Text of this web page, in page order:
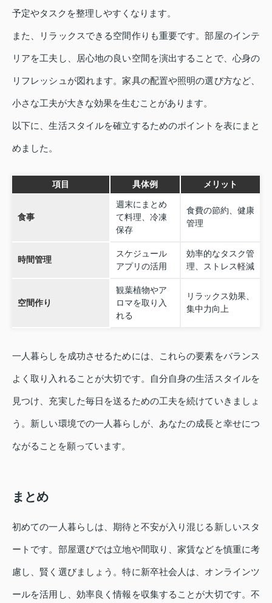
予定やタスクを整理しやすくなります。
また、リラックスできる空間作りも重要です。部屋のインテ
リアを工夫し、居心地の良い空間を演出することで、心身の
リフレッシュが図れます。家具の配置や照明の選び方など、
小さな工夫が大きな効果を生むことがあります。
以下に、生活スタイルを確立するためのポイントを表にまと
めました。
項目 具体例 メリット
食事
週末にまとめ
て料理、冷凍
保存
食費の節約、健康
管理
時間管理
スケジュール
アプリの活用
効率的なタスク管
理、ストレス軽減
空間作り
観葉植物やア
ロマを取り入
れる
リラックス効果、
集中力向上
一人暮らしを成功させるためには、これらの要素をバランス
よく取り入れることが大切です。自分自身の生活スタイルを
見つけ、充実した毎日を送るための工夫を続けていきましょ
う。新しい環境での一人暮らしが、あなたの成長と幸せにつ
ながることを願っています。
まとめ
初めての一人暮らしは、期待と不安が入り混じる新しいスタ
ートです。部屋選びでは立地や間取り、家賃などを慎重に考
慮し、賢く選びましょう。特に新卒社会人は、オンラインツ
ールを活用し、効率良く情報を収集することが大切です。不